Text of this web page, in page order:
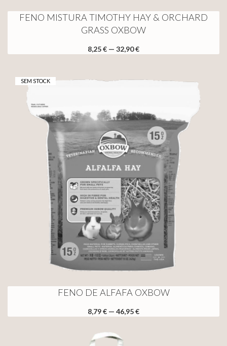
FENO MISTURA TIMOTHY HAY & ORCHARD
GRASS OXBOW
8,25 € — 32,90 €
SEM STOCK
FENO DE ALFAFA OXBOW
8,79 € — 46,95 €